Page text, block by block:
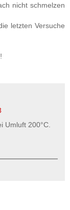
nicht schmelzen
letzten Versuche
Umluft 200°C.